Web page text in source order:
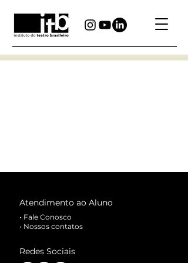
Atendimento ao Aluno
• Fale Conosco
• Nossos contatos
Redes Sociais